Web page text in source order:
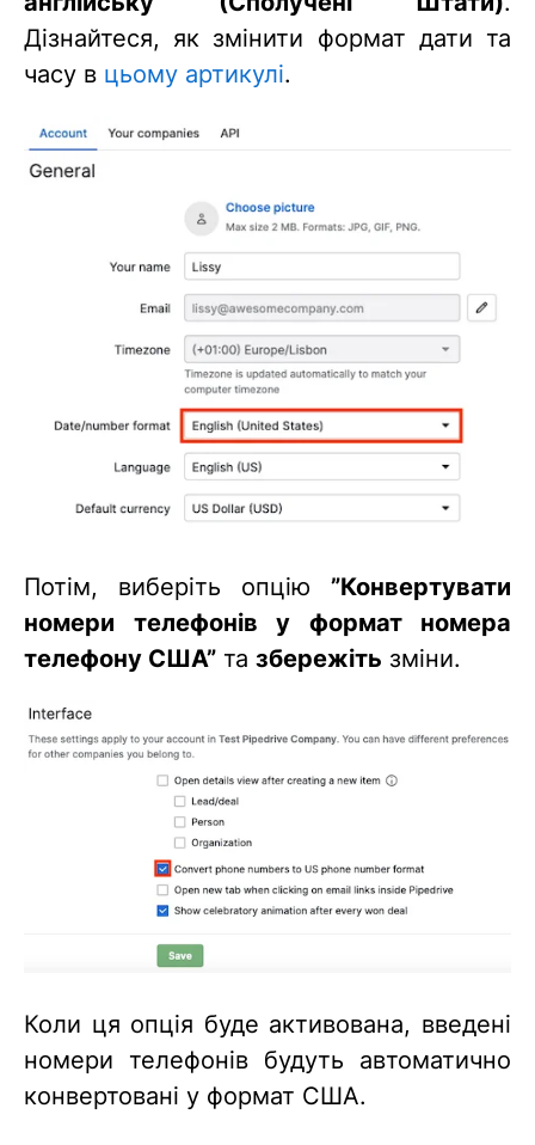
Дізнайтеся, як змінити формат дати та
часу в цьому артикулі.
Потім, виберіть опцію ”Конвертувати
номери телефонів у формат номера
телефону США” та збережіть зміни.
Коли ця опція буде активована, введені
номери телефонів будуть автоматично
конвертовані у формат США.